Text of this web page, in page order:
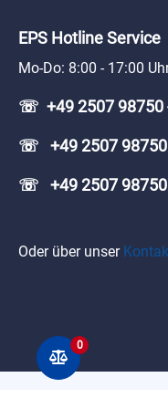
EPS Hotline Service
Mo-Do: 8:00 - 17:00
☏ +49 2507
☏ +49 2507
☏ +49 2507 98750
Oder über unser
0